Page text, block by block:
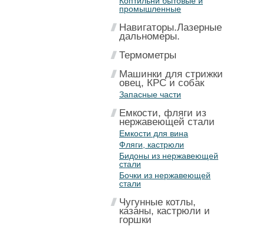
промышленные
Навигаторы.Лазерные
дальномеры.
Термометры
Машинки для стрижки
овец, КРС и собак
Запасные части
Емкости, фляги из
нержавеющей стали
Емкости для вина
Фляги, кастрюли
Бидоны из нержавеющей
стали
Бочки из нержавеющей
стали
Чугунные котлы,
казаны, кастрюли и
горшки